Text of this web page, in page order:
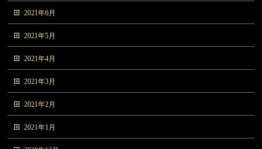
2021年6月
2021年5月
2021年4月
2021年3月
2021年2月
2021年1月